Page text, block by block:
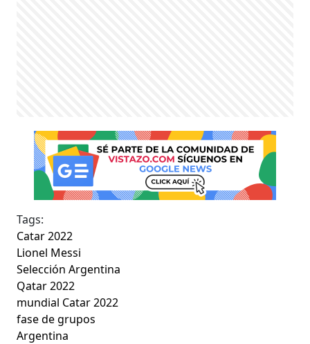
Tags:
Catar 2022
Lionel Messi
Selección Argentina
Qatar 2022
mundial Catar 2022
fase de grupos
Argentina